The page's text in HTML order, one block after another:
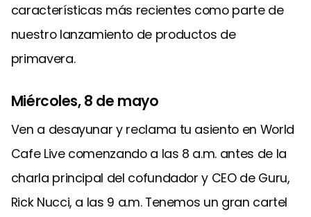
características más recientes como parte de
nuestro lanzamiento de productos de
primavera.
Miércoles, 8 de mayo
Ven a desayunar y reclama tu asiento en World
Cafe Live comenzando a las 8 a.m. antes de la
charla principal del cofundador y CEO de Guru,
Rick Nucci, a las 9 a.m. Tenemos un gran cartel